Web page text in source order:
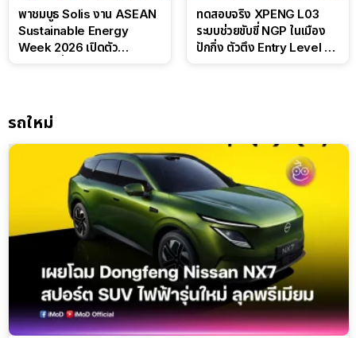
พาชมบูธ Solis งาน ASEAN
Sustainable Energy
Week 2026 เปิดตัว
ทดสอบจริง XPENG L03
ระบบช่วยขับขี่ NGP ในเมือง
ปักกิ่ง ตัวตึง Entry Level ที่
รถใหม่